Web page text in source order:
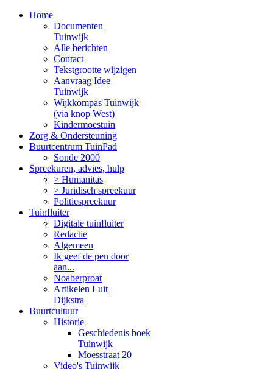
Home
Documenten
Tuinwijk
Alle berichten
Contact
Tekstgrootte wijzigen
Aanvraag Idee
Tuinwijk
Wijkkompas Tuinwijk
(via knop West)
Kindermoestuin
Zorg & Ondersteuning
Buurtcentrum TuinPad
Sonde 2000
Spreekuren, advies, hulp
> Humanitas
> Juridisch spreekuur
Politiespreekuur
Tuinfluiter
Digitale tuinfluiter
Redactie
Algemeen
Ik geef de pen door
aan...
Noaberproat
Artikelen Luit
Dijkstra
Buurtcultuur
Historie
Geschiedenis boek
Tuinwijk
Moesstraat 20
Video's Tuinwijk